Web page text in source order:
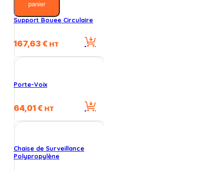
marches
option
panier
Support Bouee Circulaire
167,63€ HT
Porte-Voix
64,01€ HT
Chaise de Surveillance
Polypropylène